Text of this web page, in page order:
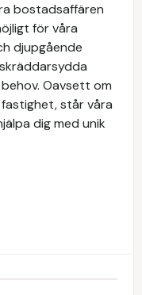
bostadsaffären
för våra
djupgående
Oavsett om
fastighet, står våra
dig med unik